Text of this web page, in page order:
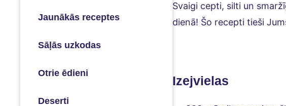
Jaunākās receptes
Sāļās uzkodas
Otrie ēdieni
Deserti
Svaigi cepti, silti un
dienā! Šo recepti tieši
Izejvielas